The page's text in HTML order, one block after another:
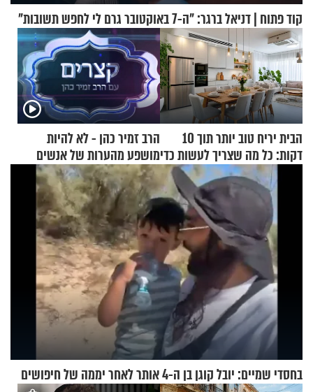
קוד פתוח | דניאל ברגר: "ה-7 באוקטובר גרם לי לחפש תשובות"
הבית יריח טוב יותר תוך 10
דקות: כל מה שצריך לעשות כדי
לרענן את הבית
הרב זמיר כהן - לא להיות
מושפע מהערות של אנשים
בחסדי שמיים: יובל קוגן בן ה-4 אותר לאחר יממה של חיפושים